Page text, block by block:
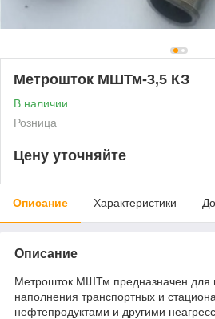
Метрошток МШТм-3,5 КЗ
В наличии
Розница
Цену уточняйте
Описание Характеристики
Описание
Метрошток МШТм предназначен для
наполнения транспортных и
нефтепродуктами и другими